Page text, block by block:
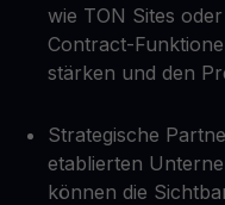
wie TON Sites
Contract-
stärken und den
Strategische
etablierten
können die